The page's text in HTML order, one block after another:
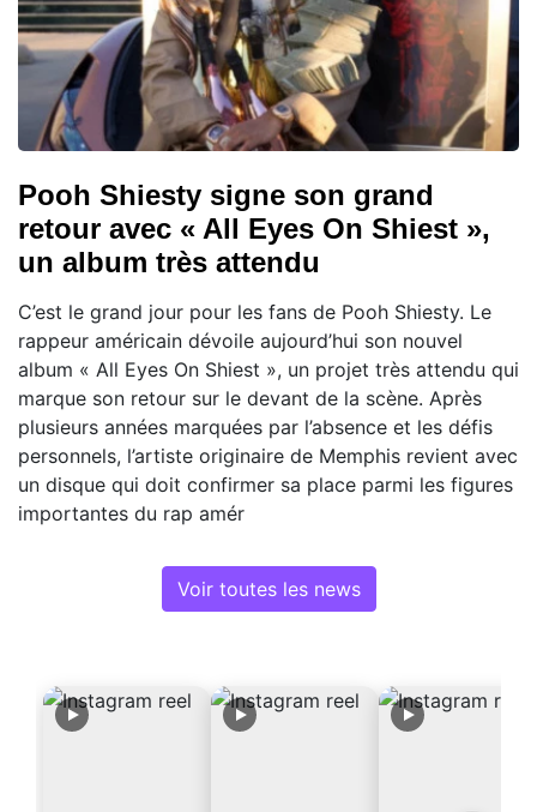
Pooh Shiesty signe son grand
retour avec « All Eyes On Shiest »,
un album très attendu
C’est le grand jour pour les fans de Pooh Shiesty. Le
rappeur américain dévoile aujourd’hui son nouvel
album « All Eyes On Shiest », un projet très attendu qui
marque son retour sur le devant de la scène. Après
plusieurs années marquées par l’absence et les défis
personnels, l’artiste originaire de Memphis revient avec
un disque qui doit confirmer sa place parmi les figures
importantes du rap amér
Voir toutes les news